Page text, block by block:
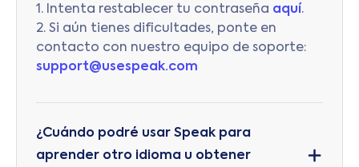
1. Intenta restablecer tu contraseña aquí.
2. Si aún tienes dificultades, ponte en
contacto con nuestro equipo de soporte:
support@usespeak.com
¿Cuándo podré usar Speak para
aprender otro idioma u obtener